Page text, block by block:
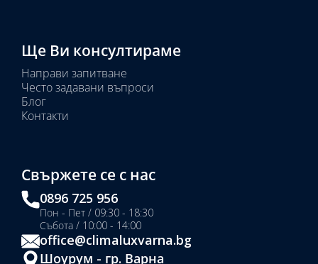
Ще Ви консултираме
Направи запитване
Често задавани въпроси
Блог
Контакти
Свържете се с нас
0896 725 956
Пон - Пет / 09:30 - 18:30
Събота / 10:00 - 14:00
office@climaluxvarna.bg
Шоурум - гр. Варна